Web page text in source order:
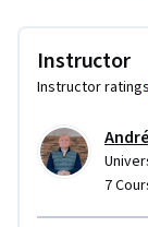
Instructor
Instructor ratings
7